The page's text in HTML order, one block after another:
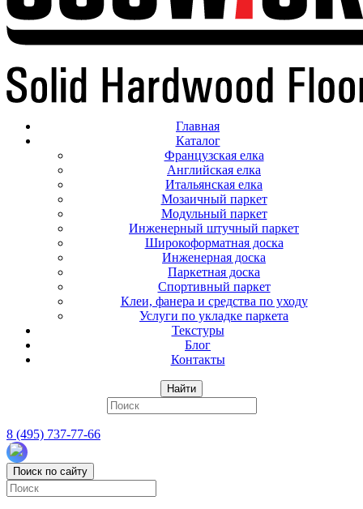
Главная
Каталог
Французская елка
Английская елка
Итальянская елка
Мозаичный паркет
Модульный паркет
Инженерный штучный паркет
Широкоформатная доска
Инженерная доска
Паркетная доска
Спортивный паркет
Клеи, фанера и средства по уходу
Услуги по укладке паркета
Текстуры
Блог
Контакты
Найти
8 (495) 737-77-66
Поиск по сайту